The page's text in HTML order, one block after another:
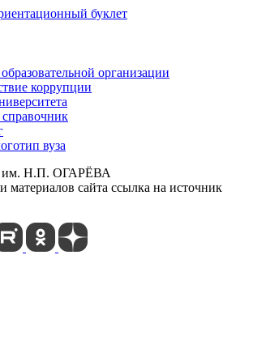
буклет
организации
коррупции
вуза
им. Н.П. ОГАРЁВА
материалов сайта ссылка на источник